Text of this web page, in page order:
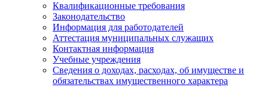
Квалификационные требования
Законодательство
Информация для работодателей
Аттестация муниципальных служащих
Контактная информация
Учебные учреждения
Сведения о доходах, расходах, об имуществе и
обязательствах имущественного характера